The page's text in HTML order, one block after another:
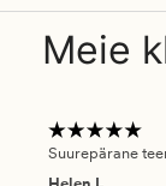
Meie
Suurepärane